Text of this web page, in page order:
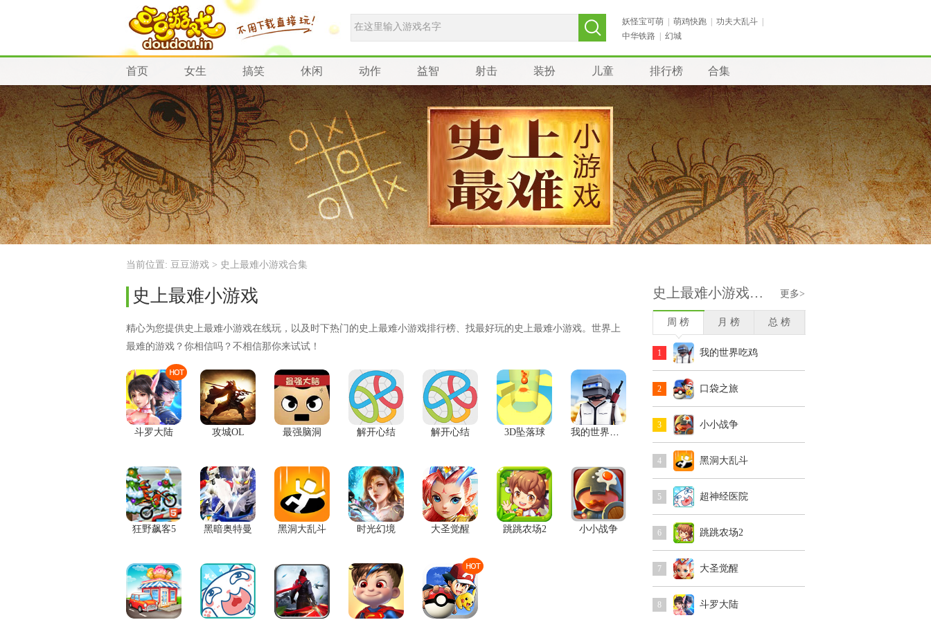
妖怪宝可萌 萌鸡快跑 功夫大乱斗
中华铁路
幻城
首页 女生 搞笑 休闲 动作 益智 射击 装扮 儿童 排行榜 合集
当前位置: 豆豆游戏 > 史上最难小游戏合集
史上最难小游戏
精心为您提供史上最难小游戏在线玩，以及时下热门的史上最难小游戏排行榜、找最好玩的史上最难小游戏。世界上
最难的游戏？你相信吗？不相信那你来试试！
斗罗大陆 攻城OL 最强脑洞 解开心结 解开心结 3D坠落球
狂野飙客5 黑暗奥特曼 黑洞大乱斗 时光幻境 大圣觉醒 跳跳农场2 小小战争
史上最难小游戏排行榜 更多>
周 榜 月 榜 总 榜
1 我的世界吃鸡
2 口袋之旅
3 小小战争
4 黑洞大乱斗
5 超神经医院
6 跳跳农场2
7 大圣觉醒
8 斗罗大陆